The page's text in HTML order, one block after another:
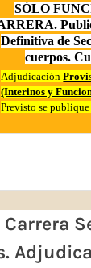
SÓLO
Definitiva de
cuerpos.
Adjudicación
(Interinos y
Previsto se